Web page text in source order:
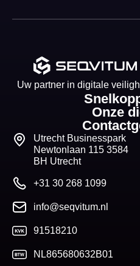
Uw partner in digitale
Onze
Utrecht Businesspark
Newtonlaan 115 3584
BH Utrecht
+31 30 268 1099
info@seqvitum.nl
91518210
NL865680632B01